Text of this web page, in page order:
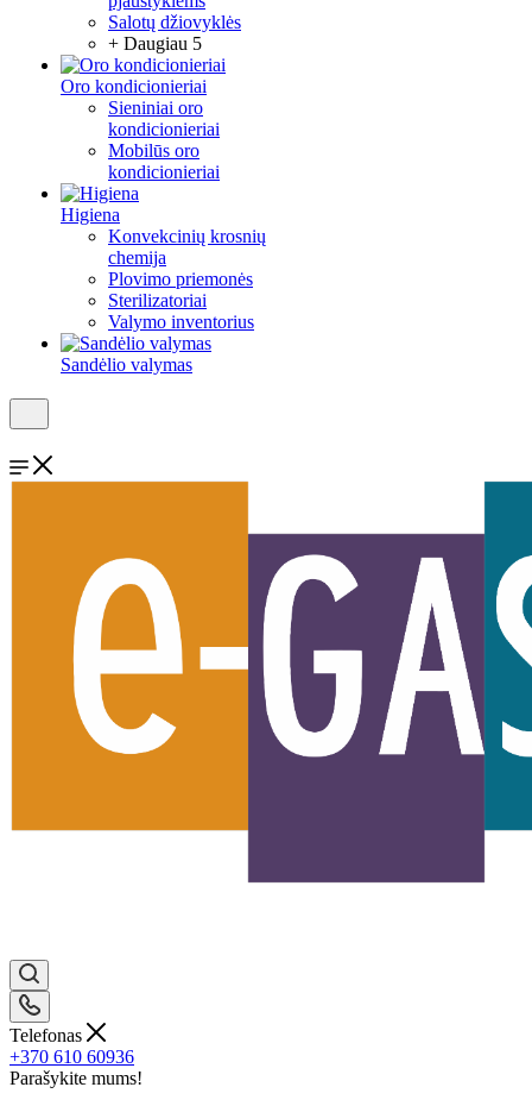
Salotų džiovyklės
+ Daugiau 5
Oro kondicionieriai
Sieniniai oro
kondicionieriai
Mobilūs oro
kondicionieriai
Higiena
Konvekcinių krosnių
chemija
Plovimo priemonės
Sterilizatoriai
Valymo inventorius
Sandėlio valymas
Telefonas
+370 610 60936
Parašykite mums!